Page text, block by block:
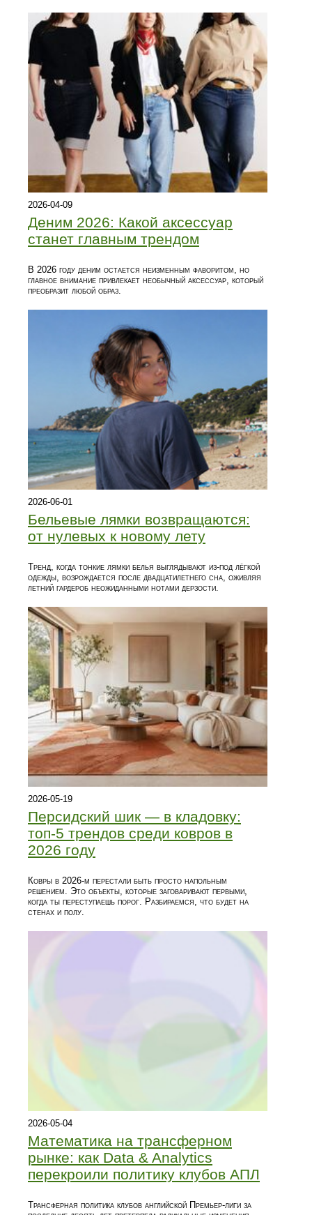
2026-04-09
Деним 2026: Какой аксессуар
станет главным трендом
В 2026 году деним остается неизменным фаворитом, но
главное внимание привлекает необычный аксессуар, который
преобразит любой образ.
2026-06-01
Бельевые лямки возвращаются:
от нулевых к новому лету
Тренд, когда тонкие лямки белья выглядывают из‑под лёгкой
одежды, возрождается после двадцатилетнего сна, оживляя
летний гардероб неожиданными нотами дерзости.
2026-05-19
Персидский шик — в кладовку:
топ-5 трендов среди ковров в
2026 году
Ковры в 2026-м перестали быть просто напольным
решением. Это объекты, которые заговаривают первыми,
когда ты переступаешь порог. Разбираемся, что будет на
стенах и полу.
2026-05-04
Математика на трансферном
рынке: как Data & Analytics
перекроили политику клубов АПЛ
Трансферная политика клубов английской Премьер-лиги за